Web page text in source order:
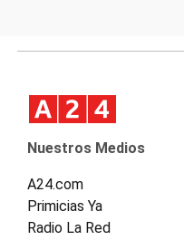
Nuestros Medios
A24.com
Primicias Ya
Radio La Red